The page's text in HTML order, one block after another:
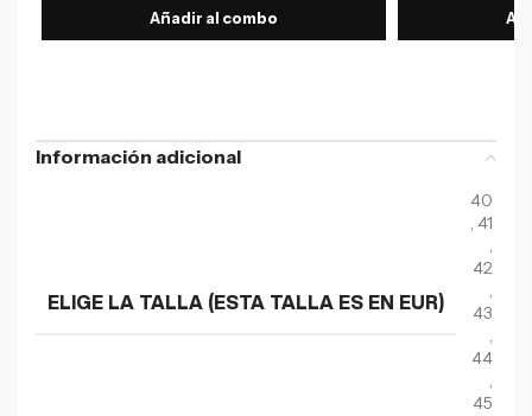
Añadir al combo
Información adicional
ELIGE LA TALLA (ESTA TALLA ES EN EUR)
40
, 41
,
42
,
43
,
44
,
45